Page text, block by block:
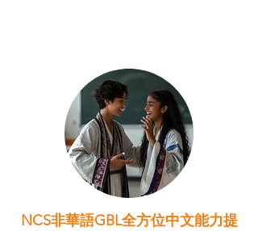
NCS非華語GBL全方位中文能力提